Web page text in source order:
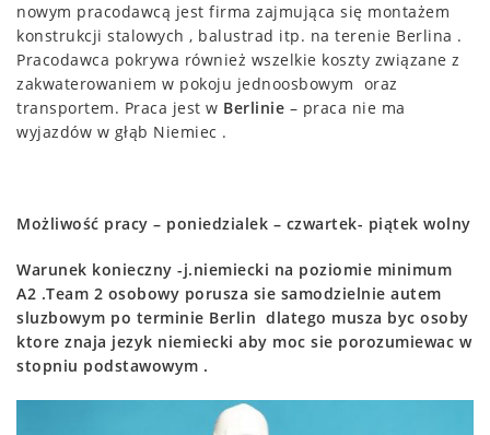
nowym pracodawcą jest firma zajmująca się montażem
konstrukcji stalowych , balustrad itp. na terenie Berlina .
Pracodawca pokrywa również wszelkie koszty związane z
zakwaterowaniem w pokoju jednoosbowym oraz
transportem. Praca jest w Berlinie – praca nie ma
wyjazdów w głąb Niemiec .
Możliwość pracy – poniedzialek – czwartek- piątek wolny
Warunek konieczny -j.niemiecki na poziomie minimum
A2 .Team 2 osobowy porusza sie samodzielnie autem
sluzbowym po terminie Berlin dlatego musza byc osoby
ktore znaja jezyk niemiecki aby moc sie porozumiewac w
stopniu podstawowym .